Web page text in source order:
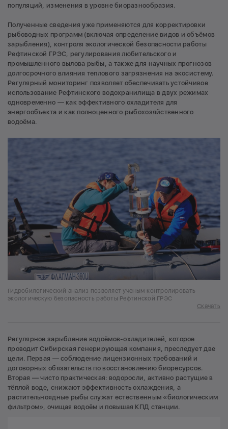
популяций, изменения в уровне биоразнообразия.
Полученные сведения уже применяются для корректировки
рыбоводных программ (включая определение видов и объёмов
зарыбления), контроля экологической безопасности работы
Рефтинской ГРЭС, регулирования любительского и
промышленного вылова рыбы, а также для научных прогнозов
долгосрочного влияния теплового загрязнения на экосистему.
Регулярный мониторинг позволяет обеспечивать устойчивое
использование Рефтинского водохранилища в двух режимах
одновременно — как эффективного охладителя для
энергообъекта и как полноценного рыбохозяйственного
водоёма.
Гидробилогический анализ позволяет ученым контролировать
экологическую безопасность работы Рефтинской ГРЭС
Скачать
Регулярное зарыбление водоёмов-охладителей, которое
проводит Сибирская генерирующая компания, преследует две
цели. Первая — соблюдение лицензионных требований и
договорных обязательств по восстановлению биоресурсов.
Вторая — чисто практическая: водоросли, активно растущие в
тёплой воде, снижают эффективность охлаждения, а
растительноядные рыбы служат естественным «биологическим
фильтром», очищая водоём и повышая КПД станции.